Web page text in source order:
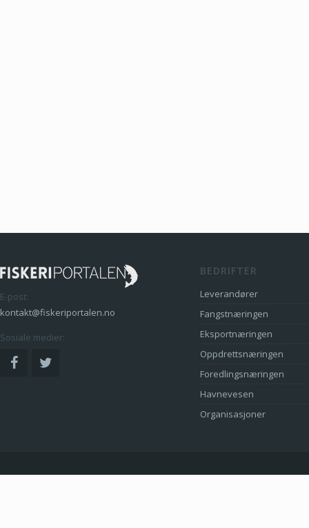
E-post:
kontakt@fiskeriportalen.no
Sosiale medier:
BEDRIFTER
Leverandører
Fangstnæringen
Eksportnæringen
Oppdrettsnæringen
Foredlingsnæringen
Havnevesen
Organisasjoner